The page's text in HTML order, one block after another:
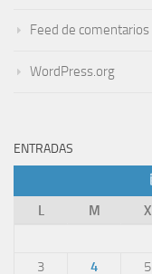
Feed de comentarios
WordPress.org
ENTRADAS
L
M X
3
4 5